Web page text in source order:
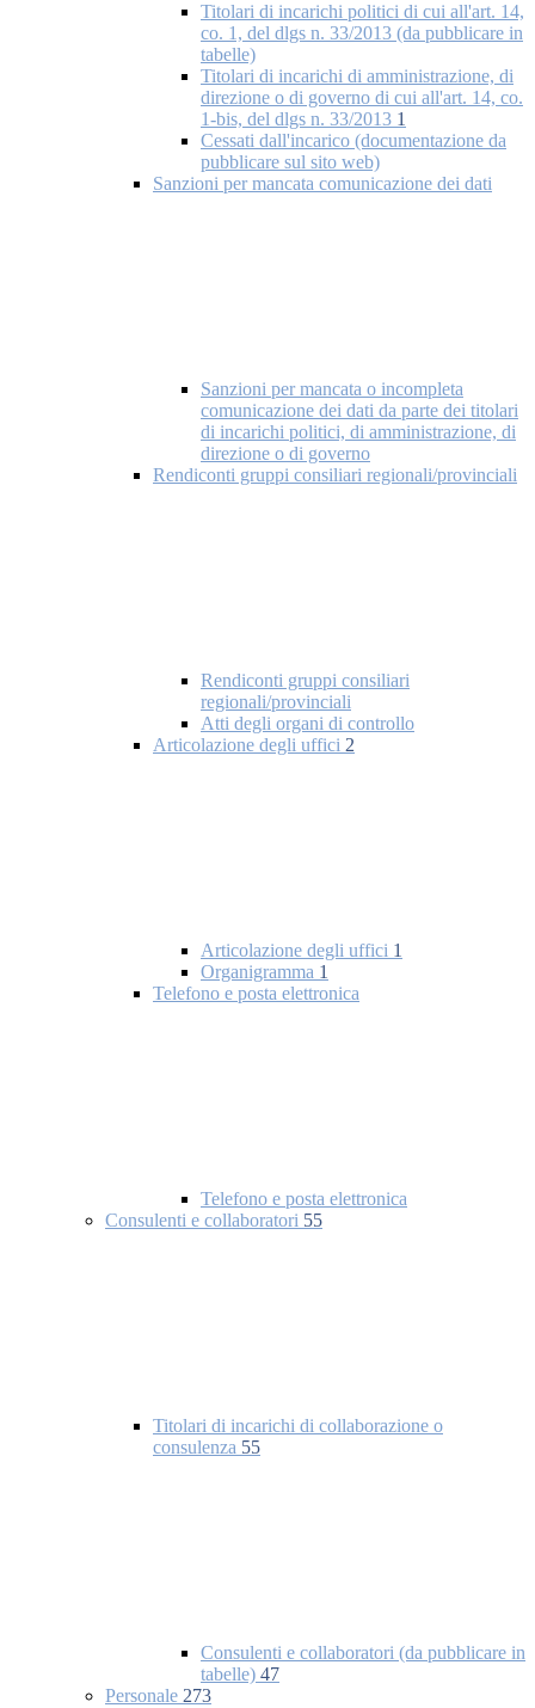
Titolari di incarichi politici di cui all'art. 14,
co. 1, del dlgs n. 33/2013 (da pubblicare in
tabelle)
Titolari di incarichi di amministrazione, di
direzione o di governo di cui all'art. 14, co.
1-bis, del dlgs n. 33/2013 1
Cessati dall'incarico (documentazione da
pubblicare sul sito web)
Sanzioni per mancata comunicazione dei dati
Sanzioni per mancata o incompleta
comunicazione dei dati da parte dei titolari
di incarichi politici, di amministrazione, di
direzione o di governo
Rendiconti gruppi consiliari regionali/provinciali
Rendiconti gruppi consiliari
regionali/provinciali
Atti degli organi di controllo
Articolazione degli uffici 2
Articolazione degli uffici 1
Organigramma 1
Telefono e posta elettronica
Telefono e posta elettronica
Consulenti e collaboratori 55
Titolari di incarichi di collaborazione o
consulenza 55
Consulenti e collaboratori (da pubblicare in
tabelle) 47
Personale 273